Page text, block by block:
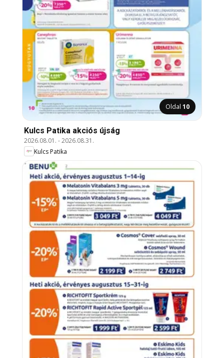
Oldal 10
Kulcs Patika akciós újság
2026.08.01. -2026.08.31.
Kulcs Patika